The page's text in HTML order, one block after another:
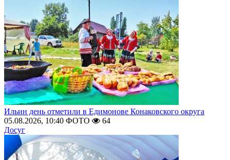
Ильин день отметили в Едимонове Конаковского округа
05.08.2026, 10:40 ФОТО
64
Досуг